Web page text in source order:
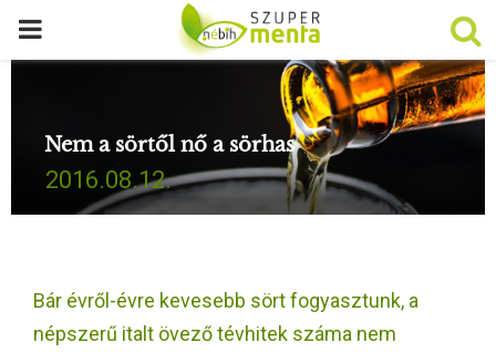
P
M
R
Nem a sörtől nő a sörhas
2016.08.12.
Bár évről-évre kevesebb sört fogyasztunk, a
népszerű italt övező tévhitek száma nem